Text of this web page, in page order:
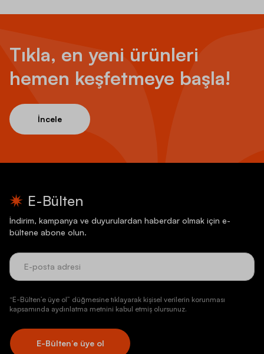
Tıkla, en yeni ürünleri
hemen keşfetmeye başla!
İncele
E-Bülten
İndirim, kampanya ve duyurulardan haberdar olmak için e-
bültene abone olun.
“E-Bülten’e üye ol” düğmesine tıklayarak kişisel verilerin korunması
kapsamında aydınlatma metnini kabul etmiş olursunuz.
E-Bülten’e üye ol